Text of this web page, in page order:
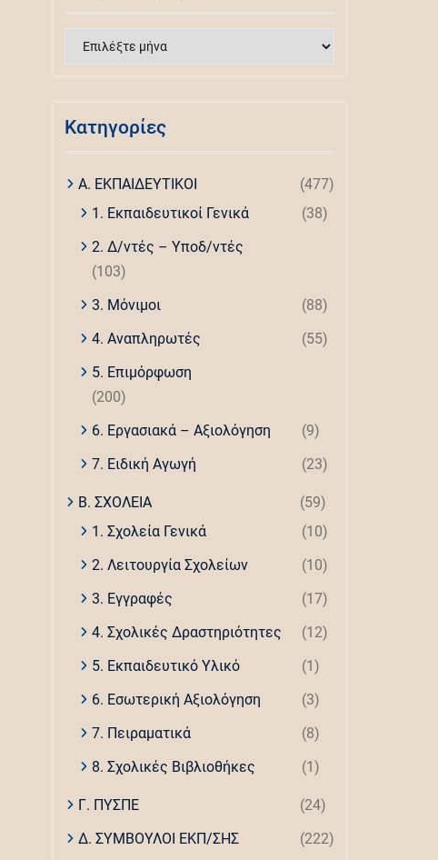
Ιστορικό
άρθρων
Kατηγορίες
Α. ΕΚΠΑΙΔΕΥΤΙΚΟΙ
(477)
1. Εκπαιδευτικοί Γενικά
(38)
2. Δ/ντές – Υποδ/ντές
(103)
3. Μόνιμοι
(88)
4. Αναπληρωτές
(55)
5. Επιμόρφωση
(200)
6. Εργασιακά – Αξιολόγηση
(9)
7. Ειδική Αγωγή
(23)
Β. ΣΧΟΛΕΙΑ
(59)
1. Σχολεία Γενικά
(10)
2. Λειτουργία Σχολείων
(10)
3. Εγγραφές
(17)
4. Σχολικές Δραστηριότητες
(12)
5. Εκπαιδευτικό Υλικό
(1)
6. Εσωτερική Αξιολόγηση
(3)
7. Πειραματικά
(8)
8. Σχολικές Βιβλιοθήκες
(1)
Γ. ΠΥΣΠΕ
(24)
Δ. ΣΥΜΒΟΥΛΟΙ ΕΚΠ/ΣΗΣ
(222)